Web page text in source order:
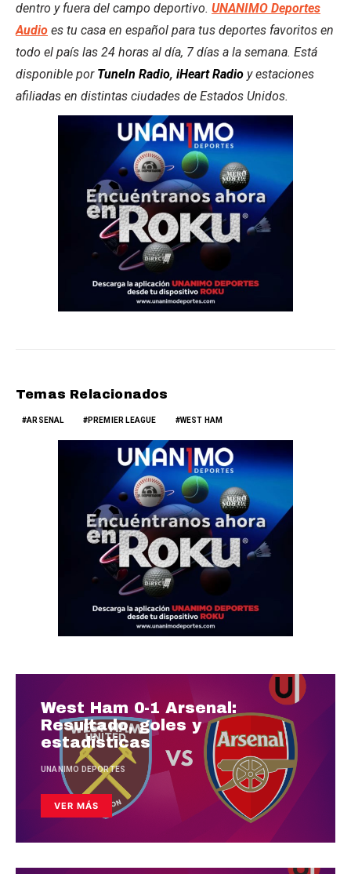
dentro y fuera del campo deportivo. UNANIMO Deportes
Audio es tu casa en español para tus deportes favoritos en
todo el país las 24 horas al día, 7 días a la semana. Está
disponible por TuneIn Radio, iHeart Radio y estaciones
afiliadas en distintas ciudades de Estados Unidos.
Temas Relacionados
ARSENAL PREMIER LEAGUE WEST HAM
West Ham 0-1 Arsenal:
Resultado, goles y
estadísticas
UNANIMO DEPORTES
VER MÁS